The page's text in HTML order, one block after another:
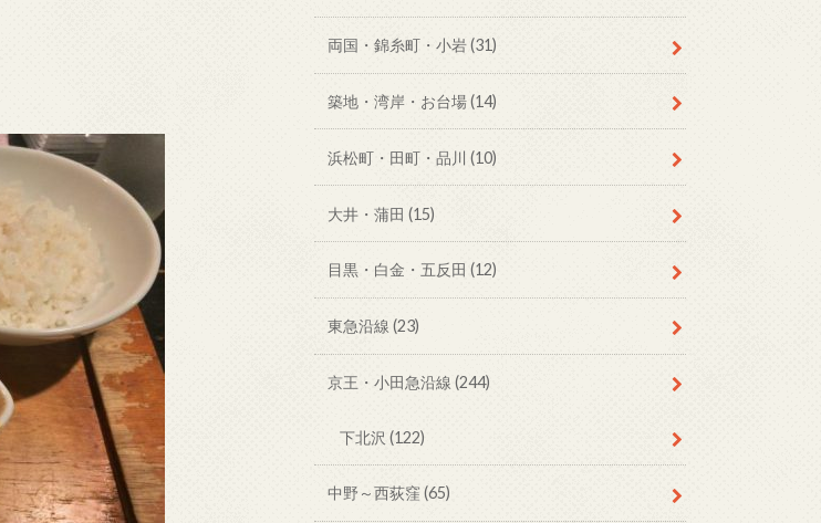
両国・錦糸町・小岩(31)
築地・湾岸・お台場(14)
浜松町・田町・品川 (10)
大井・蒲田 (15)
目黒・白金・五反田 (12)
東急沿線 (23)
京王・小田急沿線 (244)
下北沢(122)
中野～西荻窪 (65)